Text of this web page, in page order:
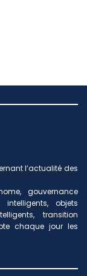
l’actualité des
gouvernance
objets
transition
chaque jour les